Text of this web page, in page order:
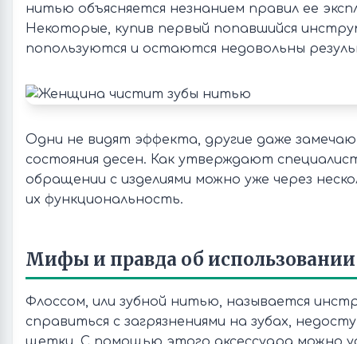
нитью объясняется незнанием правил ее
Некоторые, купив первый попавшийся
попользуются и остаются недовольны
Одни не видят эффекта, другие даже
состояния десен. Как утверждают
обращении с изделиями можно уже через
их функциональность.
Мифы и правда об
Флоссом, или зубной нитью, называется
справиться с загрязнениями на зубах,